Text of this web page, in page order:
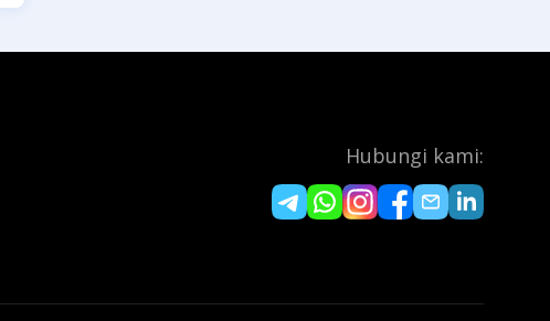
Hubungi kami: